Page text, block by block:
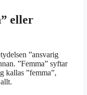
eller
”ansvarig
”Femma” syftar
kallas ”femma”,